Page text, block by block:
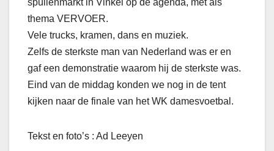
spullenmarkt in Vinkel op de agenda, met als
thema VERVOER.
Vele trucks, kramen, dans en muziek.
Zelfs de sterkste man van Nederland was er en
gaf een demonstratie waarom hij de sterkste was.
Eind van de middag konden we nog in de tent
kijken naar de finale van het WK damesvoetbal.
Tekst en foto’s : Ad Leeyen